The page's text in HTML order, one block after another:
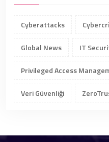
Cyberattacks
Global News IT
Privileged Access
Veri Güvenliği